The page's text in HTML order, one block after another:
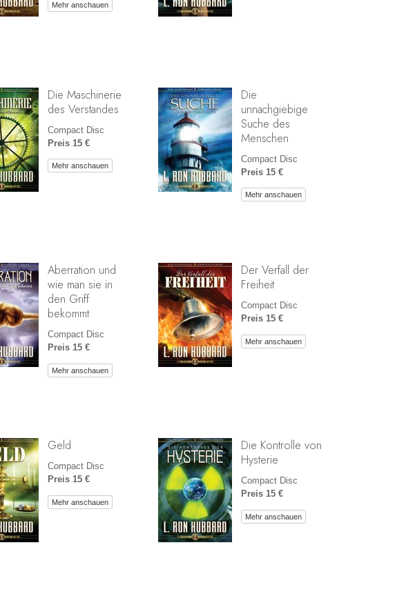
Mehr anschauen
Die Maschinerie
des Verstandes
Compact Disc
Preis 15 €
Mehr anschauen
Die
unnachgiebige
Suche des
Menschen
Compact Disc
Preis 15 €
Mehr anschauen
Aberration und
wie man sie in
den Griff
bekommt
Compact Disc
Preis 15 €
Mehr anschauen
Der Verfall der
Freiheit
Compact Disc
Preis 15 €
Mehr anschauen
Geld
Compact Disc
Preis 15 €
Mehr anschauen
Die Kontrolle von
Hysterie
Compact Disc
Preis 15 €
Mehr anschauen